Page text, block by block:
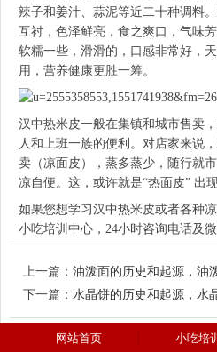
辣子和姜汁、蒜泥等近二十种调料
互衬，色泽鲜亮，食之爽口，气味
软糯一些，滑滑的，口感非常好，
用，营养健康更胜一筹。
汉中热米皮一般在集镇和城市售卖
人和上班一族的便利。对店家来说
卖（凉面皮），蒸多蒸少，随行就
凉自便。这，或许就是“热面皮” 出
如果您想学习汉中热米皮或者各种
小吃培训中心，24小时咨询电话及微
上一篇： 油泼面的历史和起源，油
下一篇： 水晶饼的历史和起源，水
网站首页 小吃培训